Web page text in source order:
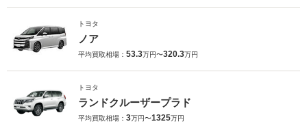
トヨタ
ノア
平均買取相場： 53.3万円〜320.3万円
トヨタ
ランドクルーザープラド
平均買取相場： 3万円〜1325万円